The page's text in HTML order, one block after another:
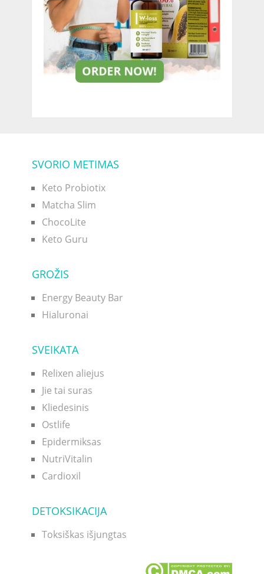
SVORIO METIMAS
Keto Probiotix
Matcha Slim
ChocoLite
Keto Guru
GROŽIS
Energy Beauty Bar
Hialuronai
SVEIKATA
Relixen aliejus
Jie tai suras
Kliedesinis
Ostlife
Epidermiksas
NutriVitalin
Cardioxil
DETOKSIKACIJA
Toksiškas išjungtas